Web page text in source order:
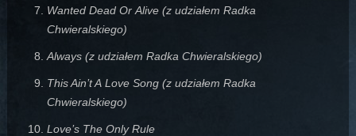
Wanted Dead Or Alive (z udziałem Radka
Chwieralskiego)
Always (z udziałem Radka Chwieralskiego)
This Ain’t A Love Song (z udziałem Radka
Chwieralskiego)
Love’s The Only Rule